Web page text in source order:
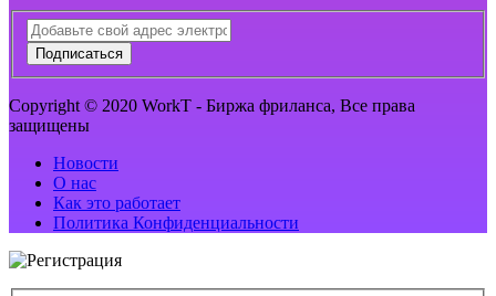
Подписаться
Copyright © 2020 WorkT - Биржа фриланса, Все права
защищены
Новости
О нас
Как это работает
Политика Конфиденциальности